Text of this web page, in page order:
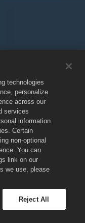
마세요
로고는 Zynga, Inc.의
Dragons! 스토어는 Zynga,
게임을 제공합니다. 지역에
니다.
technologies
personalize
across our
services
information
Certain
non-optional
You can
link on our
we use, please
Reject All